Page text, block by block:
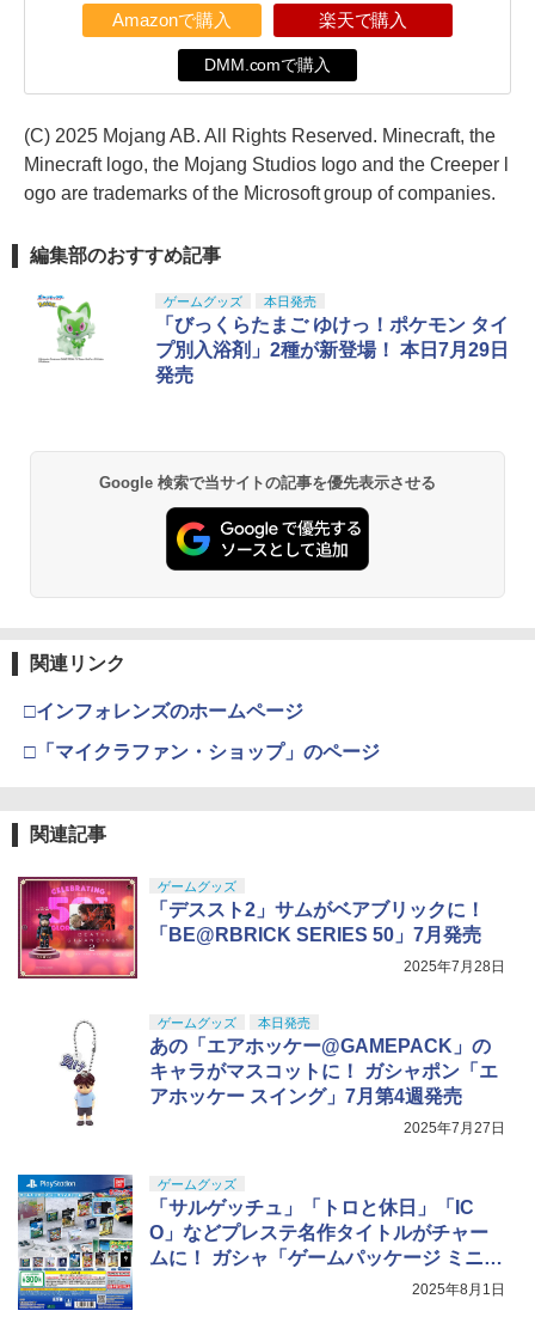
Amazonで購入 楽天で購入
DMM.comで購入
(C) 2025 Mojang AB. All Rights Reserved. Minecraft, the
Minecraft logo, the Mojang Studios logo and the Creeper l
ogo are trademarks of the Microsoft group of companies.
編集部のおすすめ記事
ゲームグッズ 本日発売
「びっくらたまご ゆけっ！ポケモン タイ
プ別入浴剤」2種が新登場！ 本日7月29日
発売
Google 検索で当サイトの記事を優先表示させる
関連リンク
□インフォレンズのホームページ
□「マイクラファン・ショップ」のページ
関連記事
ゲームグッズ
「デススト2」サムがベアブリックに！
「BE@RBRICK SERIES 50」7月発売
2025年7月28日
ゲームグッズ 本日発売
あの「エアホッケー@GAMEPACK」の
キャラがマスコットに！ ガシャポン「エ
アホッケー スイング」7月第4週発売
2025年7月27日
ゲームグッズ
「サルゲッチュ」「トロと休日」「IC
O」などプレステ名作タイトルがチャー
ムに！ ガシャ「ゲームパッケージ ミニチ
ュアチャーム SIE編」8月下旬発売2025年8月1日